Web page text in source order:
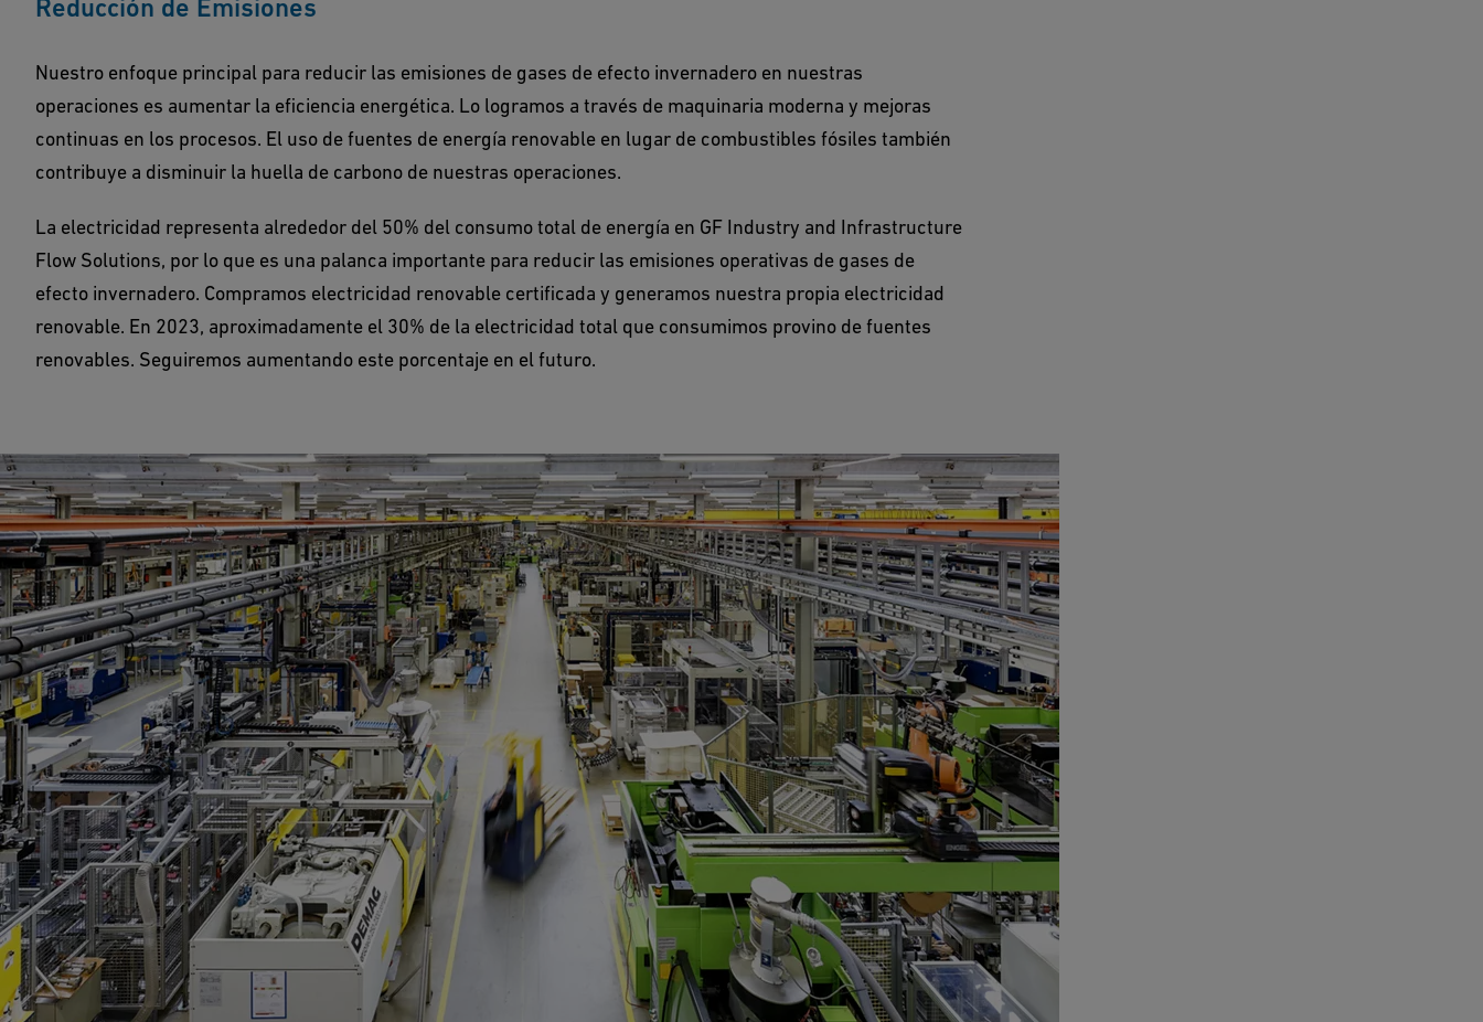
Reducción de Emisiones
Nuestro enfoque principal para reducir las emisiones de gases de efecto invernadero en nuestras
operaciones es aumentar la eficiencia energética. Lo logramos a través de maquinaria moderna y mejoras
continuas en los procesos. El uso de fuentes de energía renovable en lugar de combustibles fósiles también
contribuye a disminuir la huella de carbono de nuestras operaciones.
La electricidad representa alrededor del 50% del consumo total de energía en GF Industry and Infrastructure
Flow Solutions, por lo que es una palanca importante para reducir las emisiones operativas de gases de
efecto invernadero. Compramos electricidad renovable certificada y generamos nuestra propia electricidad
renovable. En 2023, aproximadamente el 30% de la electricidad total que consumimos provino de fuentes
renovables. Seguiremos aumentando este porcentaje en el futuro.